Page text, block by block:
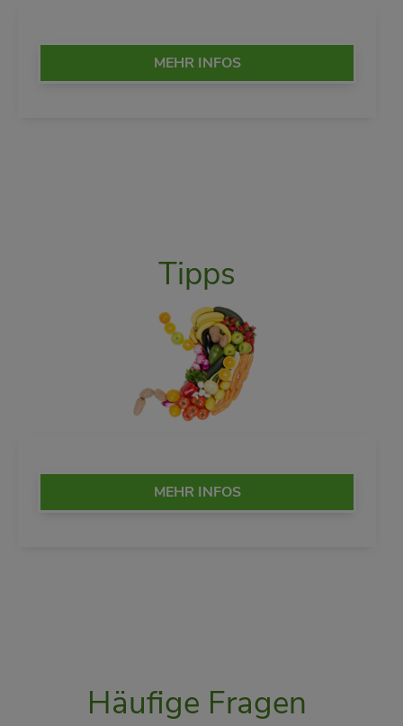
MEHR INFOS
Tipps
MEHR INFOS
Häufige Fragen